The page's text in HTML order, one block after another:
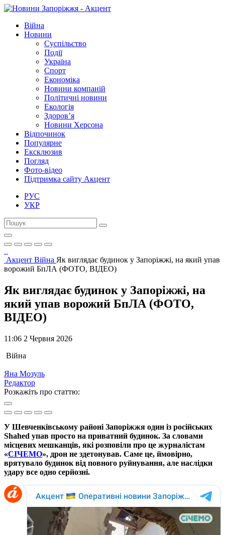
Війна
Новини
Суспільство
Події
Україна
Спорт
Економіка
Новини компаній
Політичні новини
Екологія
Здоров’я
Новини Херсона
Відпочинок
Популярне
Ексклюзив
Погляд
Фото-відео
Підтримка сайту Акцент
РУС
УКР
Акцент Війна Як виглядає будинок у Запоріжжі, на який упав
ворожий БпЛА (ФОТО, ВІДЕО)
Як виглядає будинок у Запоріжжі, на
який упав ворожий БпЛА (ФОТО,
ВІДЕО)
11:06 2 Червня 2026
Війна
Яна Мозуль
Редактор
Розкажіть про статтю:
У Шевченківському районі Запоріжжя один із російських
Shahed упав просто на приватний будинок. За словами
місцевих мешканців, які розповіли про це журналістам
«СІЧЕМО», дрон не здетонував. Саме це, ймовірно,
врятувало будинок від повного руйнування, але наслідки
удару все одно серйозні.